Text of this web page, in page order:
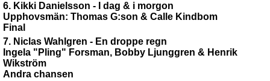
6. Kikki Danielsson - I dag & i morgon
Upphovsmän: Thomas G:son & Calle Kindbom
Final
7. Niclas Wahlgren - En droppe regn
Ingela "Pling" Forsman, Bobby Ljunggren & Henrik
Wikström
Andra chansen